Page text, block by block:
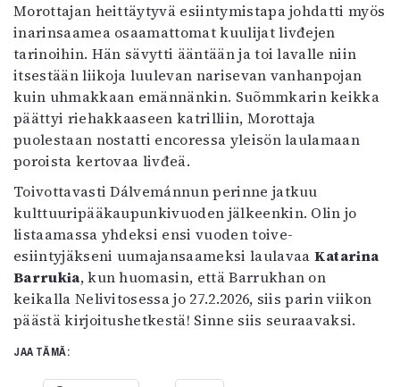
Morottajan heittäytyvä esiintymistapa johdatti myös
inarinsaamea osaamattomat kuulijat livđejen
tarinoihin. Hän sävytti ääntään ja toi lavalle niin
itsestään liikoja luulevan narisevan vanhanpojan
kuin uhmakkaan emännänkin. Suõmmkarin keikka
päättyi riehakkaaseen katrilliin, Morottaja
puolestaan nostatti encoressa yleisön laulamaan
poroista kertovaa livđeä.
Toivottavasti Dálvemánnun perinne jatkuu
kulttuuripääkaupunkivuoden jälkeenkin. Olin jo
listaamassa yhdeksi ensi vuoden toive-
esiintyjäkseni uumajansaameksi laulavaa Katarina
Barrukia, kun huomasin, että Barrukhan on
keikalla Nelivitosessa jo 27.2.2026, siis parin viikon
päästä kirjoitushetkestä! Sinne siis seuraavaksi.
JAA TÄMÄ: